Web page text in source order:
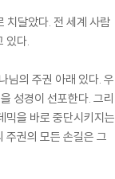
치달았다. 전 세계 사람
있다.
님의 주권 아래 있다. 우
성경이 선포한다. 그리
믹을 바로 중단시키지는
주권의 모든 손길은 그